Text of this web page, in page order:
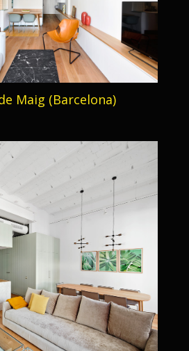
Maig (Barcelona)